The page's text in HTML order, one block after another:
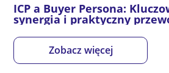
ICP a Buyer Persona:
synergia i praktyczny
Zobacz więcej